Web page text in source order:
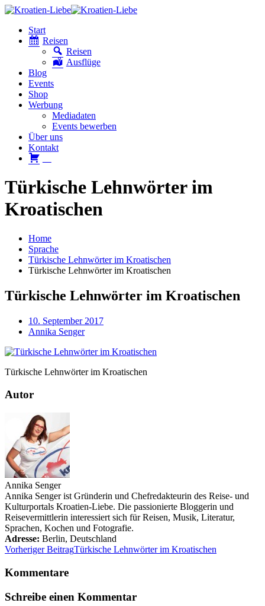
Start
Reisen
Reisen
Ausflüge
Blog
Events
Shop
Werbung
Mediadaten
Events bewerben
Über uns
Kontakt
Türkische Lehnwörter im
Kroatischen
Home
Sprache
Türkische Lehnwörter im Kroatischen
Türkische Lehnwörter im Kroatischen
Türkische Lehnwörter im Kroatischen
10. September 2017
Annika Senger
Türkische Lehnwörter im Kroatischen
Autor
Annika Senger
Annika Senger ist Gründerin und Chefredakteurin des Reise- und
Kulturportals Kroatien-Liebe. Die passionierte Bloggerin und
Reisevermittlerin interessiert sich für Reisen, Musik, Literatur,
Sprachen, Kochen und Fotografie.
Adresse: Berlin, Deutschland
Vorheriger BeitragTürkische Lehnwörter im Kroatischen
Kommentare
Schreibe einen Kommentar